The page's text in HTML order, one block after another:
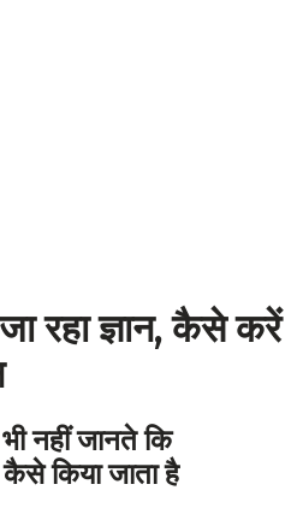
रहा ज्ञान, कैसे करें
नहीं जानते कि
किया जाता है